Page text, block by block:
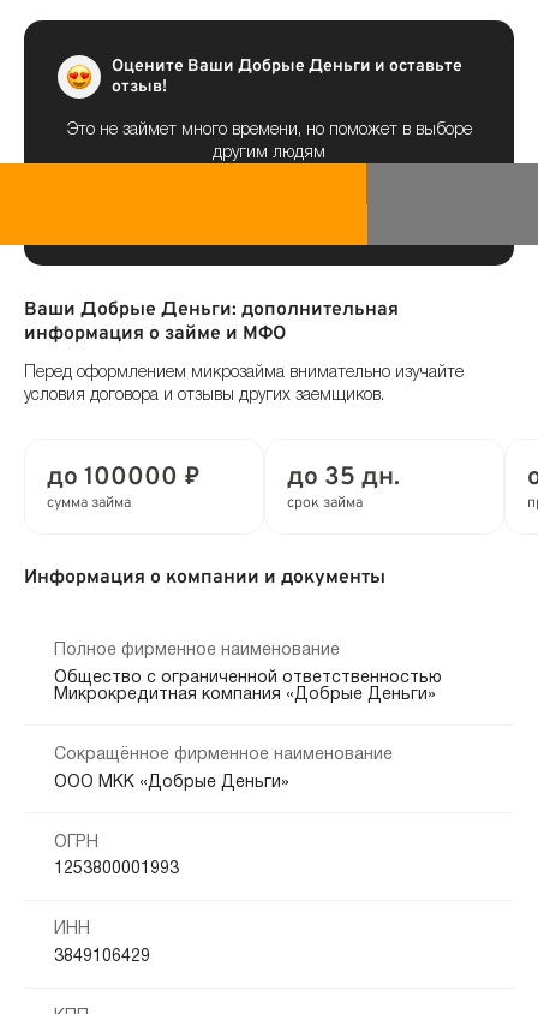
Оцените Ваши Добрые Деньги и оставьте
отзыв!
Это не займет много времени, но поможет в выборе
другим людям
Ваши Добрые Деньги: дополнительная
информация о займе и МФО
Перед оформлением микрозайма внимательно изучайте
условия договора и отзывы других заемщиков.
до 100000 ₽
сумма займа
до 35 дн.
срок займа
Информация о компании и документы
Полное фирменное наименование
Общество с ограниченной ответственностью
Микрокредитная компания «Добрые Деньги»
Сокращённое фирменное наименование
ООО МКК «Добрые Деньги»
ОГРН
1253800001993
ИНН
3849106429